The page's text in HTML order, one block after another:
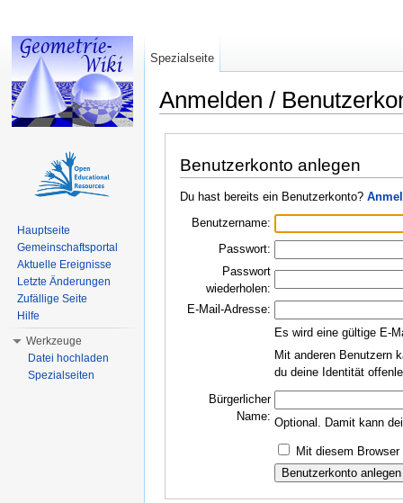
Anmelden /
Benutzerkonto anlegen
Du hast bereits ein Benutzerkonto?
Benutzername:
Passwort:
Passwort
wiederholen:
E-Mail-Adresse:
Es wird eine gültige E-
Mit anderen Benutzern
du deine Identität
Bürgerlicher
Name: Optional. Damit kann
Mit diesem
Spezialseite
Hauptseite
Gemeinschaftsportal
Aktuelle Ereignisse
Letzte Änderungen
Zufällige Seite
Hilfe
Werkzeuge
Datei hochladen
Spezialseiten